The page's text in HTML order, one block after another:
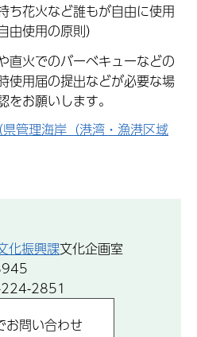
ち花火など誰もが自由に使用
使用の原則）
直火でのバーベキューなどの
使用届の提出などが必要な場
お願いします。
管理海岸（港湾・漁港区域
化振興課文化企画室
224-2851